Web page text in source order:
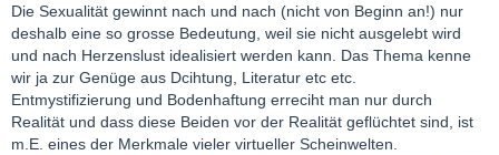
Die Sexualität gewinnt nach und nach (nicht von Beginn an!) nur
deshalb eine so grosse Bedeutung, weil sie nicht ausgelebt wird
und nach Herzenslust idealisiert werden kann. Das Thema kenne
wir ja zur Genüge aus Dcihtung, Literatur etc etc.
Entmystifizierung und Bodenhaftung erreciht man nur durch
Realität und dass diese Beiden vor der Realität geflüchtet sind, ist
m.E. eines der Merkmale vieler virtueller Scheinwelten.